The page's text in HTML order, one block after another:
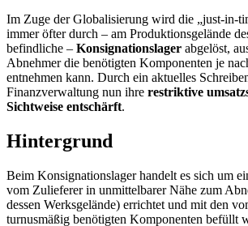
Im Zuge der Globalisierung wird die „just-in-
immer öfter durch – am Produktionsgelände
befindliche – Konsignationslager abgelöst,
Abnehmer die benötigten Komponenten je
entnehmen kann. Durch ein aktuelles
Finanzverwaltung nun ihre restriktive
Sichtweise entschärft.
Hintergrund
Beim Konsignationslager handelt es sich um
vom Zulieferer in unmittelbarer Nähe zum
dessen Werksgelände) errichtet und mit den
turnusmäßig benötigten Komponenten befüllt